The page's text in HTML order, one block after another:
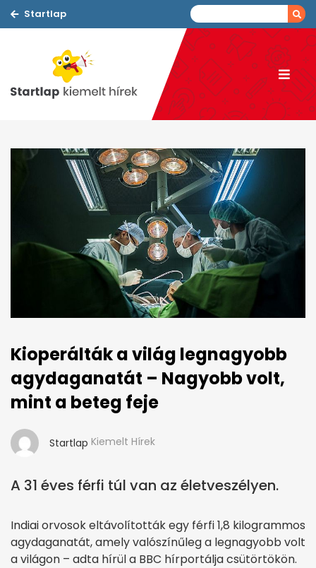
Startlap
Kioperálták a világ legnagyobb
agydaganatát – Nagyobb volt,
mint a beteg feje
Startlap Kiemelt Hírek
A 31 éves férfi túl van az életveszélyen.
Indiai orvosok eltávolították egy férfi 1,8 kilogrammos
agydaganatát, amely valószínűleg a legnagyobb volt
a világon – adta hírül a BBC hírportálja csütörtökön.